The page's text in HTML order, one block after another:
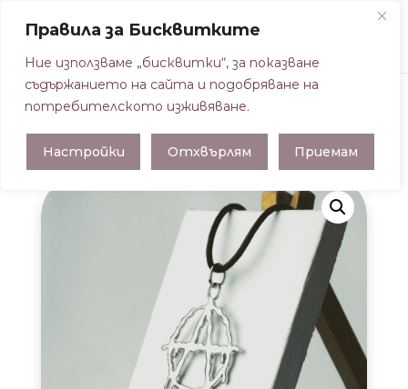
Правила за Бисквитките
Ние използваме „бисквитки“, за показване
съдържанието на сайта и подобряване на
потребителското изживяване.
Настройки Отхвърлям Приемам
Начална страница/ВИСУЛКИ/ ВИСУЛКА
АНАРХИЯ